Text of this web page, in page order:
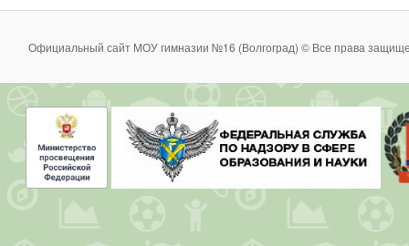
Официальный сайт МОУ гимназии №16 (Волгоград) © Все права